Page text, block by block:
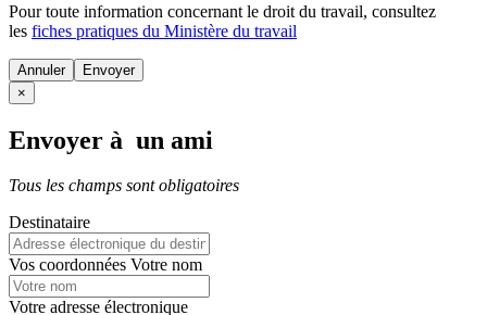
Pour toute information concernant le droit du travail, consultez
les fiches pratiques du Ministère du travail
Annuler
×
Envoyer à un ami
Tous les champs sont obligatoires
Destinataire
Vos coordonnées Votre nom
Votre adresse électronique